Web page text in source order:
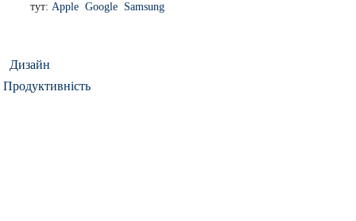
тут: Apple Google Samsung
Дизайн
Продуктивність